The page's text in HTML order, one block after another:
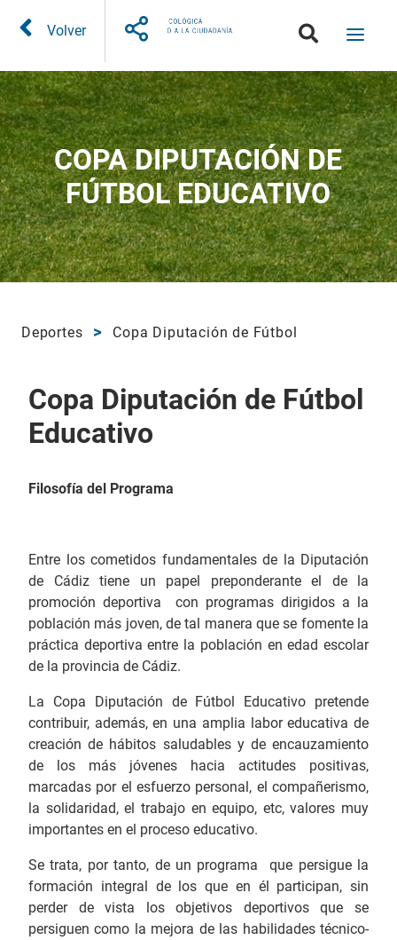
COPA DIPUTACIÓN DE
FÚTBOL EDUCATIVO
Volver
Deportes Copa Diputación de Fútbol
Copa Diputación de Fútbol
Educativo
Filosofía del Programa
Entre los cometidos fundamentales de la Diputación
de Cádiz tiene un papel preponderante el de la
promoción deportiva con programas dirigidos a la
población más joven, de tal manera que se fomente la
práctica deportiva entre la población en edad escolar
de la provincia de Cádiz.
La Copa Diputación de Fútbol Educativo pretende
contribuir, además, en una amplia labor educativa de
creación de hábitos saludables y de encauzamiento
de los más jóvenes hacia actitudes positivas,
marcadas por el esfuerzo personal, el compañerismo,
la solidaridad, el trabajo en equipo, etc, valores muy
importantes en el proceso educativo.
Se trata, por tanto, de un programa que persigue la
formación integral de los que en él participan, sin
perder de vista los objetivos deportivos que se
persiguen como la mejora de las habilidades técnico-